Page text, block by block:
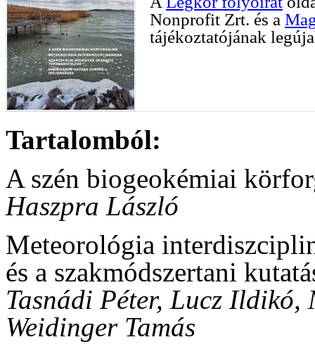
Nonprofit Zrt. és a
tájékoztatójának
Tartalomból:
A szén biogeokémiai
Haszpra László
Meteorológia
és a szakmódszertani
Tasnádi Péter, Lucz
Weidinger Tamás